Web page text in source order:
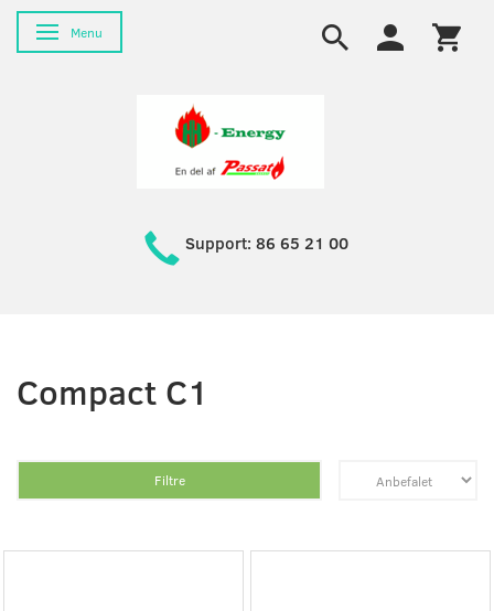
Skifte navigation
Menu
Support: 86 65 21 00
Compact C1
Filtre